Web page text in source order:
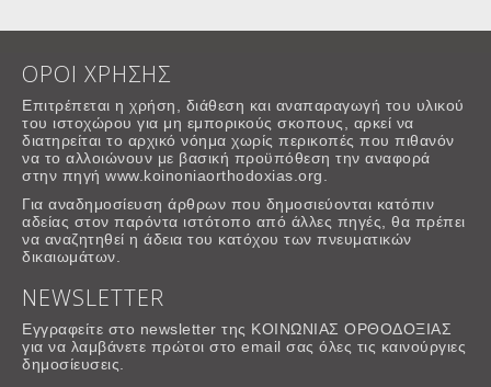
ΟΡΟΙ ΧΡΗΣΗΣ
Επιτρέπεται η χρήση, διάθεση και αναπαραγωγή του υλικού
του ιστοχώρου για μη εμπορικούς σκοπους, αρκεί να
διατηρείται το αρχικό νόημα χωρίς περικοπές που πιθανόν
να το αλλοιώνουν με βασική προϋπόθεση την αναφορά
στην πηγή www.koinoniaorthodoxias.org.
Για αναδημοσίευση άρθρων που δημοσιεύονται κατόπιν
αδείας στον παρόντα ιστότοπο από άλλες πηγές, θα πρέπει
να αναζητηθεί η άδεια του κατόχου των πνευματικών
δικαιωμάτων.
NEWSLETTER
Εγγραφείτε στο newsletter της ΚΟΙΝΩΝΙΑΣ ΟΡΘΟΔΟΞΙΑΣ
για να λαμβάνετε πρώτοι στο email σας όλες τις καινούργιες
δημοσίευσεις.